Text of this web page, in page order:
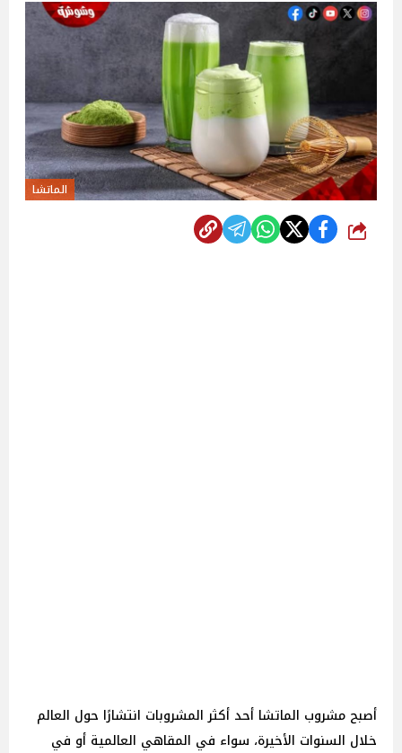
الماتشا
شارك
أصبح مشروب الماتشا أحد أكثر المشروبات انتشارًا حول العالم
خلال السنوات الأخيرة، سواء في المقاهي العالمية أو في